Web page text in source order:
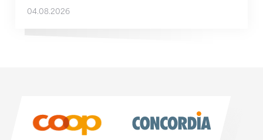
04.08.2026